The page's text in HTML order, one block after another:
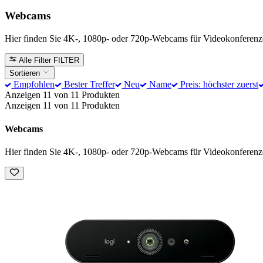
Webcams
Hier finden Sie 4K-, 1080p- oder 720p-Webcams für
Alle Filter FILTER
Sortieren
Empfohlen Bester Treffer Neu Name
Preis: höchster zuerst
Anzeigen 11 von 11 Produkten
Anzeigen 11 von 11 Produkten
Webcams
Hier finden Sie 4K-, 1080p- oder 720p-Webcams für